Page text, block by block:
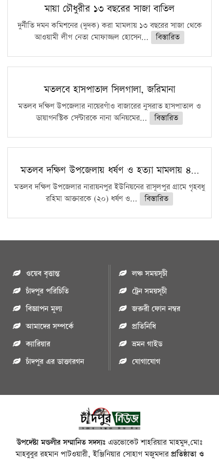
মায়া চৌধুরীর ১৩ বছরের সাজা বাতিল
দুর্নীতি দমন কমিশনের (দুদক) করা মামলায় ১৩ বছরের সাজা থেকে
আওয়ামী লীগ নেতা মোফাজ্জল হোসেন...
বিস্তারিত
মতলবে হাসপাতাল সিলগালা, জরিমানা
মতলব দক্ষিণ উপজেলার নায়েরগাঁও বাজারের নুসরাত হাসপাতাল ও
ডায়াগনস্টিক সেন্টারকে নানা অনিয়মের...
বিস্তারিত
মতলব দক্ষিণ উপজেলায় ধর্ষণ ও হত্যা মামলায় ৪…
মতলব দক্ষিণ উপজেলার নারায়নপুর ইউনিয়নের রাসূলপুর গ্রামে গৃহবধু
রহিমা আক্তারকে (২০) ধর্ষণ ও...
বিস্তারিত
ওয়েব বৃত্তান্ত
চাঁদপুর পরিচিতি
বিজ্ঞাপন মুল্য
আমাদের সম্পর্কে
ক্যারিয়ার
চাঁদপুর এর ডাক্তারগন
লঞ্চ সময়সূচী
ট্রেন সময়সূচী
জরুরী ফোন নম্বর
প্রতিনিধি
ভ্রমন গাইড
যোগাযোগ
উপদেষ্টা মন্ডলীর সম্মানিত সদস্যঃ এডভোকেট শাহরিয়ার মাহমুদ,মোঃ
মাহবুবুর রহমান পাটওয়ারী, ইঞ্জিনিয়ার সোহাগ মজুমদারপ্রতিষ্ঠাতা ও